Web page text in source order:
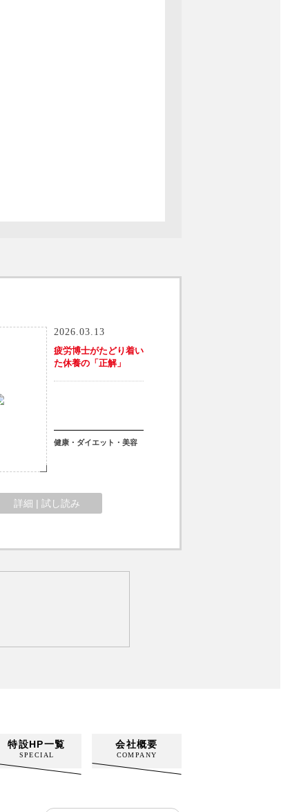
2026.03.13
疲労博士がたどり着い
た休養の「正解」
健康・ダイエット・美容
詳細 | 試し読み
特設HP一覧
SPECIAL
会社概要
COMPANY